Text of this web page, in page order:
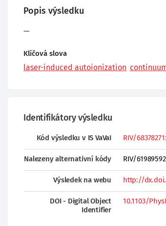
Popis výsledku
—
Klíčová slova
laser-induced autoionization
Identifikátory výsledku
Kód výsledku v IS VaVaI RIV/
Nalezeny alternativní kódy RIV/
Výsledek na webu http://
DOI - Digital Object
Identifier
10.1103/